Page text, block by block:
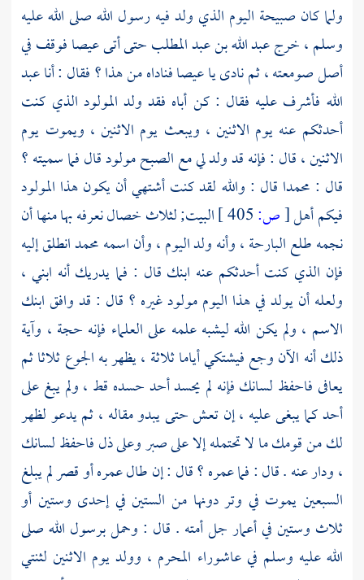
ولما كان صبيحة اليوم الذي ولد فيه رسول الله صلى الله عليه
وسلم ، خرجعبد الله بن عبد المطلبحتى أتىعيصافوقف في
أصل صومعته ، ثم نادى ياعيصافناداه من هذا ؟ فقال : أناعبد
الله فأشرف عليه فقال : كن أباه فقد ولد المولود الذي كنت
أحدثكم عنه يوم الاثنين ، ويبعث يوم الاثنين ، ويموت يوم
الاثنين ، قال : فإنه قد ولد لي مع الصبح مولود قال فما سميته ؟
قال : محمدا قال : والله لقد كنت أشتهي أن يكون هذا المولود
فيكم أهل[ص:
البيت; لثلاث خصال نعرفه بها منها أن
نجمه طلع البارحة ، وأنه ولد اليوم ، وأن اسمهمحمدانطلق إليه
فإن الذي كنت أحدثكم عنه ابنك قال : فما يدريك أنه ابني ،
ولعله أن يولد في هذا اليوم مولود غيره ؟ قال : قد وافق ابنك
الاسم ، ولم يكن الله ليشبه علمه على العلماء فإنه حجة ، وآية
ذلك أنه الآن وجع فيشتكي أياما ثلاثة ، يظهر به الجوع ثلاثا ثم
يعافى فاحفظ لسانك فإنه لم يحسد أحد حسده قط ، ولم يبغ على
أحد كما يبغى عليه ، إن تعش حتى يبدو مقاله ، ثم يدعو لظهر
لك من قومك ما لا تحتمله إلا على صبر وعلى ذل فاحفظ لسانك
، ودار عنه . قال : فما عمره ؟ قال : إن طال عمره أو قصر لم يبلغ
السبعين يموت في وتر دونها من الستين في إحدى وستين أو
ثلاث وستين في أعمار جل أمته . قال : وحمل برسول الله صلى
الله عليه وسلم في عاشوراء المحرم ، وولد يوم الاثنين لثنتي